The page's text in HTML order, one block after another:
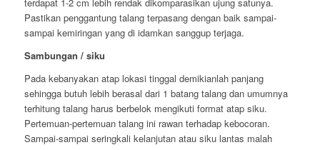
Pastikan penggantung talang terpasang dengan baik sampai-
sampai kemiringan yang di idamkan sanggup terjaga.
Sambungan / siku
Pada kebanyakan atap lokasi tinggal demikianlah panjang
sehingga butuh lebih berasal dari 1 batang talang dan umumnya
terhitung talang harus berbelok mengikuti format atap siku.
Pertemuan-pertemuan talang ini rawan terhadap kebocoran.
Sampai-sampai seringkali kelanjutan atau siku lantas malah